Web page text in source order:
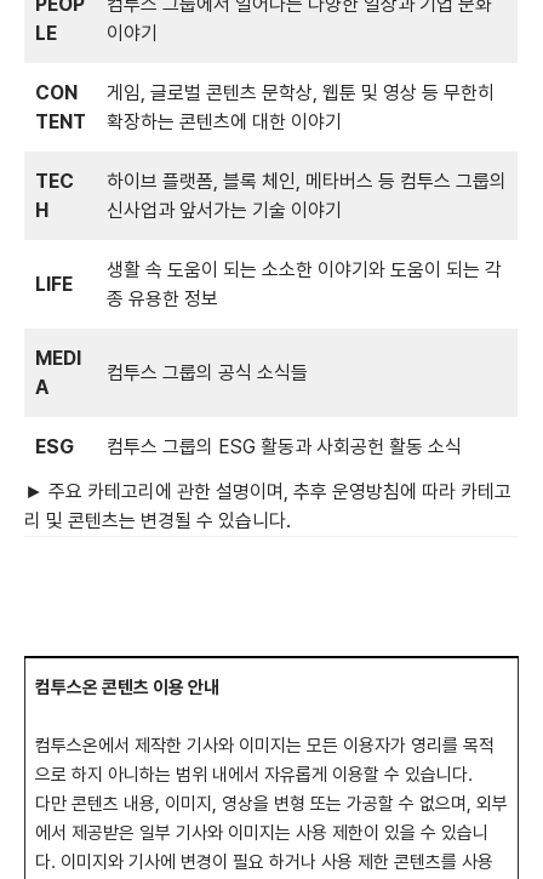
LE
이야기
CON
TENT
게임, 글로벌 콘텐츠 문학상, 웹툰 및 영상 등 무한히
확장하는 콘텐츠에 대한 이야기
TEC
H
하이브 플랫폼, 블록 체인, 메타버스 등 컴투스 그룹의
신사업과 앞서가는 기술 이야기
LIFE
생활 속 도움이 되는 소소한 이야기와 도움이 되는 각
종 유용한 정보
MEDI
A
컴투스 그룹의 공식 소식들
ESG
컴투스 그룹의 ESG 활동과 사회공헌 활동 소식
► 주요 카테고리에 관한 설명이며, 추후 운영방침에 따라 카테고
리 및 콘텐츠는 변경될 수 있습니다.
컴투스온 콘텐츠 이용 안내
컴투스온에서 제작한 기사와 이미지는 모든 이용자가 영리를 목적
으로 하지 아니하는 범위 내에서 자유롭게 이용할 수 있습니다.
다만 콘텐츠 내용, 이미지, 영상을 변형 또는 가공할 수 없으며, 외부
에서 제공받은 일부 기사와 이미지는 사용 제한이 있을 수 있습니
다. 이미지와 기사에 변경이 필요 하거나 사용 제한 콘텐츠를 사용